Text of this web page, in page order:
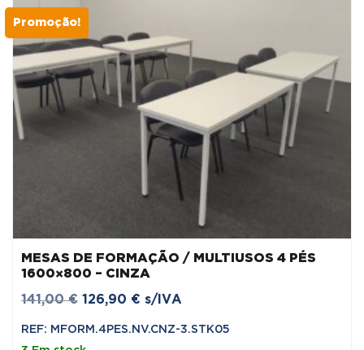
Promoção!
MESAS DE FORMAÇÃO / MULTIUSOS 4 PÉS
1600×800 – CINZA
141,00€ O
126,90 € O
s/IVA
REF: MFORM.4PES.NV.CNZ-3.STK05